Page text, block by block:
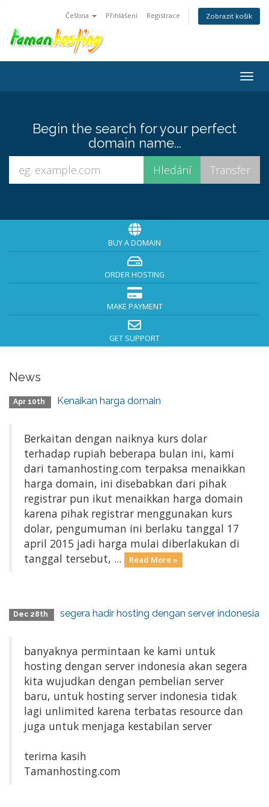
Čeština Přihlášení Registrace Zobrazit košík
Begin the search for your perfect
domain name...
BUY A DOMAIN
ORDER HOSTING
MAKE PAYMENT
GET SUPPORT
News
Apr 10th Kenaikan harga domain
Berkaitan dengan naiknya kurs dolar
terhadap rupiah beberapa bulan ini, kami
dari tamanhosting.com terpaksa menaikkan
harga domain, ini disebabkan dari pihak
registrar pun ikut menaikkan harga domain
karena pihak registrar menggunakan kurs
dolar, pengumuman ini berlaku tanggal 17
april 2015 jadi harga mulai diberlakukan di
tanggal tersebut, ...
Read More »
Dec 28th segera hadir hosting dengan server indonesia
banyaknya permintaan ke kami untuk
hosting dengan server indonesia akan segera
kita wujudkan dengan pembelian server
baru, untuk hosting server indonesia tidak
lagi unlimited karena terbatas resource dan
juga untuk menjaga kestabilan server
terima kasih
Tamanhosting.com